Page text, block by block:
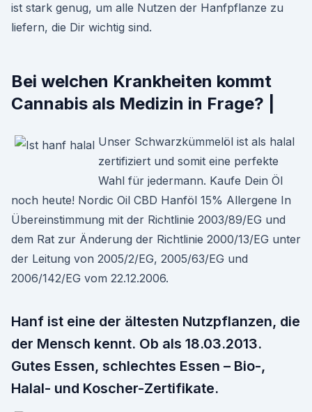
ist stark genug, um alle Nutzen der Hanfpflanze zu
liefern, die Dir wichtig sind.
Bei welchen Krankheiten kommt
Cannabis als Medizin in Frage? |
Unser Schwarzkümmelöl ist als halal
zertifiziert und somit eine perfekte
Wahl für jedermann. Kaufe Dein Öl
noch heute! Nordic Oil CBD Hanföl 15% Allergene In
Übereinstimmung mit der Richtlinie 2003/89/EG und
dem Rat zur Änderung der Richtlinie 2000/13/EG unter
der Leitung von 2005/2/EG, 2005/63/EG und
2006/142/EG vom 22.12.2006.
Hanf ist eine der ältesten Nutzpflanzen, die
der Mensch kennt. Ob als 18.03.2013.
Gutes Essen, schlechtes Essen – Bio-,
Halal- und Koscher-Zertifikate.